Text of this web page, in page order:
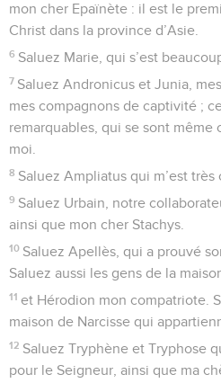
mon cher Epaïnète : il est le
Christ dans la province d’Asie.
6 Saluez Marie, qui s’est
7 Saluez Andronicus et Junia,
mes compagnons de captivité ;
remarquables, qui se sont même
moi.
8 Saluez Ampliatus qui m’est très
9 Saluez Urbain, notre
ainsi que mon cher Stachys.
10 Saluez Apellès, qui a prouvé
Saluez aussi les gens de la
11 et Hérodion mon compatriote.
maison de Narcisse qui
12 Saluez Tryphène et Tryphose
pour le Seigneur, ainsi que ma